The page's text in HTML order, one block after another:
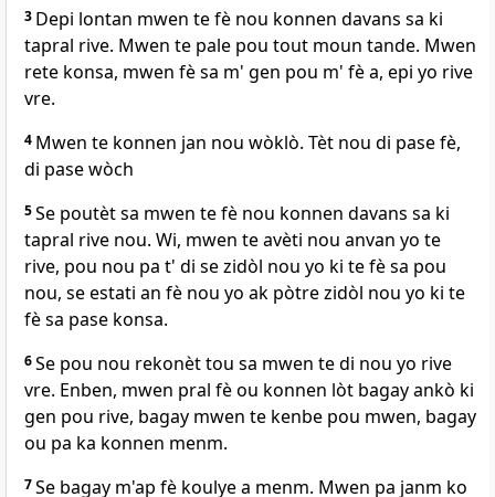
3 Depi lontan mwen te fè nou konnen davans sa ki
tapral rive. Mwen te pale pou tout moun tande. Mwen
rete konsa, mwen fè sa m' gen pou m' fè a, epi yo rive
vre.
4 Mwen te konnen jan nou wòklò. Tèt nou di pase fè,
di pase wòch
5Se poutèt sa mwen te fè nou konnen davans sa ki
tapral rive nou. Wi, mwen te avèti nou anvan yo te
rive, pou nou pa t' di se zidòl nou yo ki te fè sa pou
nou, se estati an fè nou yo ak pòtre zidòl nou yo ki te
fè sa pase konsa.
6Se pou nou rekonèt tou sa mwen te di nou yo rive
vre. Enben, mwen pral fè ou konnen lòt bagay ankò ki
gen pou rive, bagay mwen te kenbe pou mwen, bagay
ou pa ka konnen menm.
7Se bagay m'ap fè koulye a menm. Mwen pa janm ko